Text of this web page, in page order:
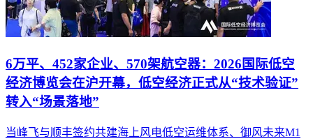
6万平、452家企业、570架航空器：2026国际低空
经济博览会在沪开幕，低空经济正式从“技术验证”
转入“场景落地”
当峰飞与顺丰签约共建海上风电低空运维体系、御风未来M1